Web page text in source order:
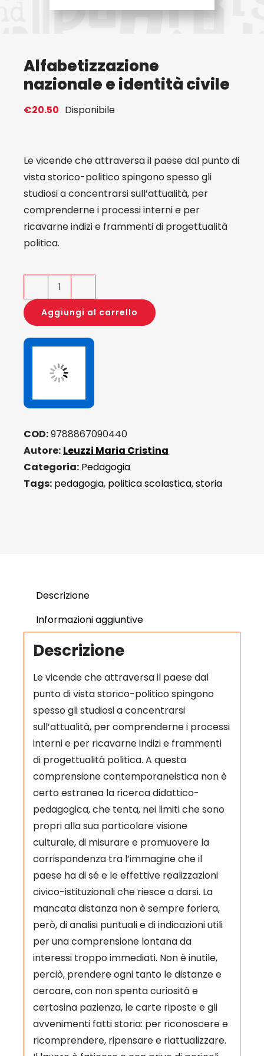
Alfabetizzazione
nazionale e identità civile
€20.50 Disponibile
Le vicende che attraversa il paese dal punto di
vista storico-politico spingono spesso gli
studiosi a concentrarsi sull’attualità, per
comprenderne i processi interni e per
ricavarne indizi e frammenti di progettualità
politica.
Alfabetizzazione
nazionale
e
identità
civile
quantità
Aggiungi al carrello
COD:9788867090440
Autore: Leuzzi Maria Cristina
Categoria: Pedagogia
Tags: pedagogia, politica scolastica,storia
Descrizione
Informazioni aggiuntive
Descrizione
Le vicende che attraversa il paese dal
punto di vista storico-politico spingono
spesso gli studiosi a concentrarsi
sull’attualità, per comprenderne i processi
interni e per ricavarne indizi e frammenti
di progettualità politica. A questa
comprensione contemporaneistica non è
certo estranea la ricerca didattico-
pedagogica, che tenta, nei limiti che sono
propri alla sua particolare visione
culturale, di misurare e promuovere la
corrispondenza tra l’immagine che il
paese ha di sé e le effettive realizzazioni
civico-istituzionali che riesce a darsi. La
mancata distanza non è sempre foriera,
però, di analisi puntuali e di indicazioni utili
per una comprensione lontana da
interessi troppo immediati. Non è inutile,
perciò, prendere ogni tanto le distanze e
cercare, con non spenta curiosità e
certosina pazienza, le carte riposte e gli
avvenimenti fatti storia: per riconoscere e
ricomprendere, ripensare e riattualizzare.